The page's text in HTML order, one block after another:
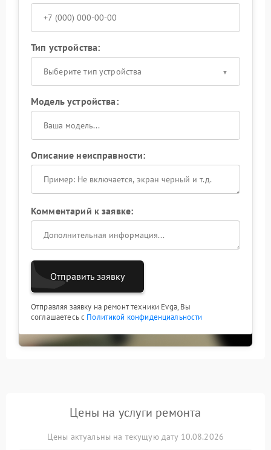
Тип устройства:
Выберите тип устройства
Модель устройства:
Описание неисправности:
Комментарий к заявке:
Отправить заявку
Отправляя заявку на ремонт техники Evga, Вы
соглашаетесь с Политикой конфиденциальности
Цены на услуги ремонта
Цены актуальны на текущую дату 10.08.2026